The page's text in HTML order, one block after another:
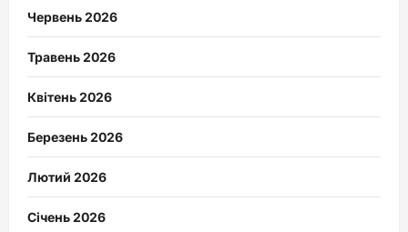
Червень 2026
Травень 2026
Квітень 2026
Березень 2026
Лютий 2026
Січень 2026